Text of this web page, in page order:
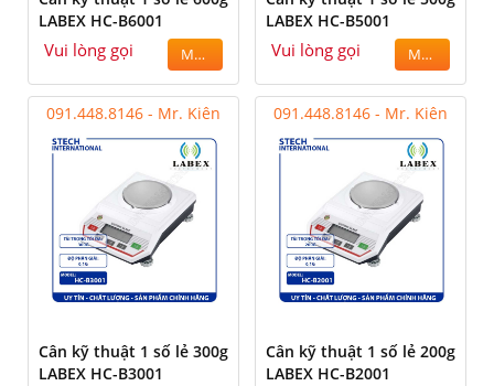
LABEX HC-B6001
Vui lòng gọi MUA
LABEX HC-B5001
Vui lòng gọi MUA
091.448.8146 - Mr. Kiên
Cân kỹ thuật 1 số lẻ 300g
LABEX HC-B3001
091.448.8146 - Mr. Kiên
Cân kỹ thuật 1 số lẻ 200g
LABEX HC-B2001